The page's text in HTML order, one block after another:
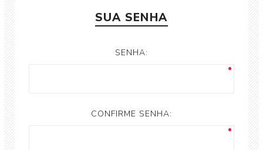
SUA SENHA
SENHA:
CONFIRME SENHA: